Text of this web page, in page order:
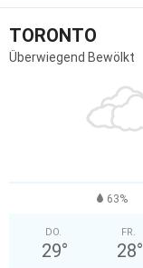
TORONTO
Überwiegend Bewölkt
63%
DO.
29°
FR.
28°